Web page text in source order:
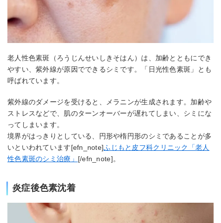
老人性色素斑（ろうじんせいしきそはん）は、加齢とともにでき
やすい、紫外線が原因でできるシミです。「日光性色素斑」とも
呼ばれています。
紫外線のダメージを受けると、メラニンが生成されます。加齢や
ストレスなどで、肌のターンオーバーが遅れてしまい、シミにな
ってしまいます。
境界がはっきりとしている、円形や楕円形のシミであることが多
いといわれています[efn_note]ふじもと皮フ科クリニック「老人
性色素斑のシミ治療」 [/efn_note]。
炎症後色素沈着